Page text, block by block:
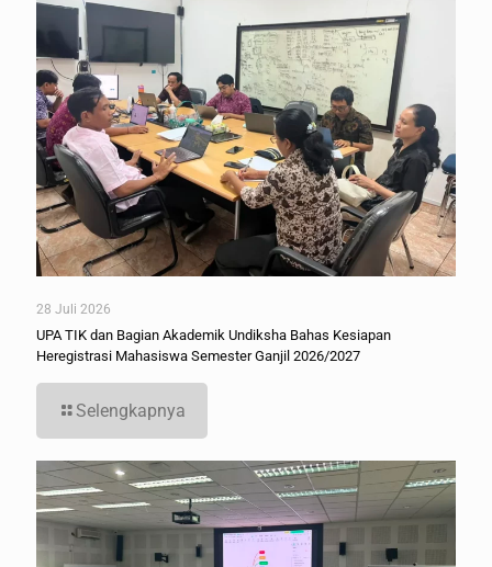
28 Juli 2026
UPA TIK dan Bagian Akademik Undiksha Bahas Kesiapan
Heregistrasi Mahasiswa Semester Ganjil 2026/2027
Selengkapnya